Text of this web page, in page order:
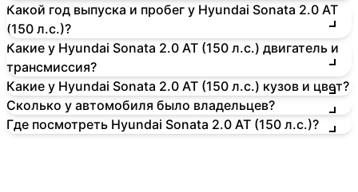
Какой год выпуска и пробег у Hyundai Sonata 2.0 AT
(150 л.с.)?
Какие у Hyundai Sonata 2.0 AT (150 л.с.) двигатель и
трансмиссия?
Какие у Hyundai Sonata 2.0 AT (150 л.с.) кузов и цвет?
Сколько у автомобиля было владельцев?
Где посмотреть Hyundai Sonata 2.0 AT (150 л.с.)?